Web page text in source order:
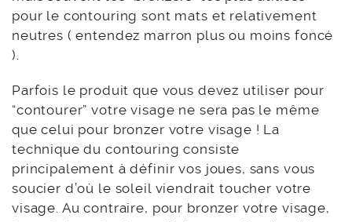
pour le contouring sont mats et relativement
neutres ( entendez marron plus ou moins foncé
).
Parfois le produit que vous devez utiliser pour
“contourer” votre visage ne sera pas le même
que celui pour bronzer votre visage ! La
technique du contouring consiste
principalement à définir vos joues, sans vous
soucier d’où le soleil viendrait toucher votre
visage. Au contraire, pour bronzer votre visage,